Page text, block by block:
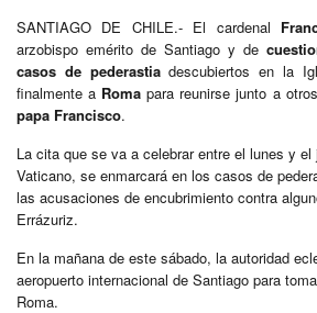
SANTIAGO DE CHILE.- El cardenal
arzobispo emérito de Santiago y de
casos de pederastiadescubiertos en la
finalmente a Roma para reunirse junto a
papa Francisco.
La cita que se va a celebrar entre el lunes y
Vaticano, se enmarcará en los casos de
las acusaciones de encubrimiento contra
Errázuriz.
En la mañana de este sábado, la autoridad
aeropuerto internacional de Santiago para
Roma.